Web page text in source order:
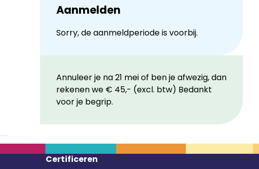
Aanmelden
Sorry, de aanmeldperiode is voorbij.
Annuleer je na 21 mei of ben je afwezig, dan
rekenen we € 45,- (excl. btw) Bedankt
voor je begrip.
Certificeren